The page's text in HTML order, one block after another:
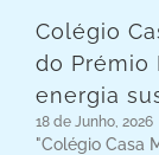
Colégio
do Prémio
energia
18 de Junho, 2026
"Colégio Casa